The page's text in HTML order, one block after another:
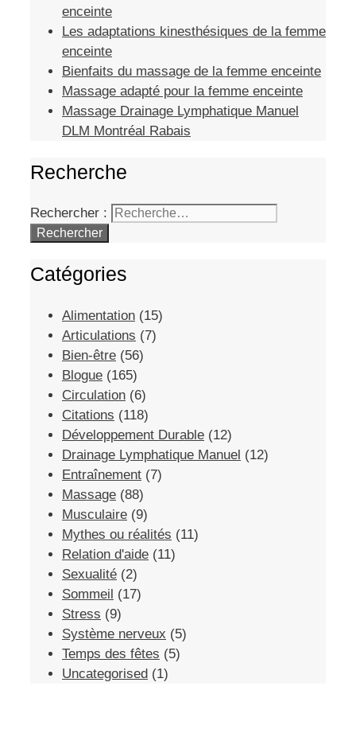
enceinte
Les adaptations kinesthésiques de la femme
enceinte
Bienfaits du massage de la femme enceinte
Massage adapté pour la femme enceinte
Massage Drainage Lymphatique Manuel
DLM Montréal Rabais
Recherche
Rechercher :
Catégories
Alimentation (15)
Articulations (7)
Bien-être (56)
Blogue (165)
Circulation (6)
Citations (118)
Développement Durable (12)
Drainage Lymphatique Manuel (12)
Entraînement (7)
Massage (88)
Musculaire (9)
Mythes ou réalités (11)
Relation d'aide (11)
Sexualité (2)
Sommeil (17)
Stress (9)
Système nerveux (5)
Temps des fêtes (5)
Uncategorised (1)